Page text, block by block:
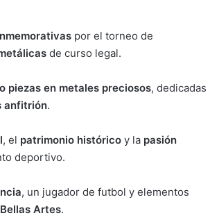
por el torneo de
de curso legal.
piezas en metales preciosos, dedicadas
anfitrión.
, el patrimonio histórico y la pasión
deportivo.
, un jugador de futbol y elementos
Bellas Artes.